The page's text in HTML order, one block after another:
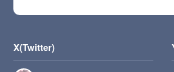
X(Twitter)